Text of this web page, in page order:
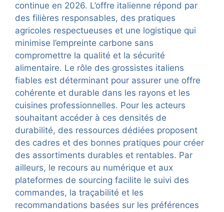
continue en 2026. L’offre italienne répond par
des filières responsables, des pratiques
agricoles respectueuses et une logistique qui
minimise l’empreinte carbone sans
compromettre la qualité et la sécurité
alimentaire. Le rôle des grossistes italiens
fiables est déterminant pour assurer une offre
cohérente et durable dans les rayons et les
cuisines professionnelles. Pour les acteurs
souhaitant accéder à ces densités de
durabilité, des ressources dédiées proposent
des cadres et des bonnes pratiques pour créer
des assortiments durables et rentables. Par
ailleurs, le recours au numérique et aux
plateformes de sourcing facilite le suivi des
commandes, la traçabilité et les
recommandations basées sur les préférences